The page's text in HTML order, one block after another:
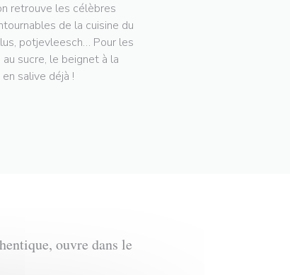
retrouve les célèbres
de la cuisine du
potjevleesch… Pour les
sucre, le beignet à la
salive déjà !
ouvre dans le